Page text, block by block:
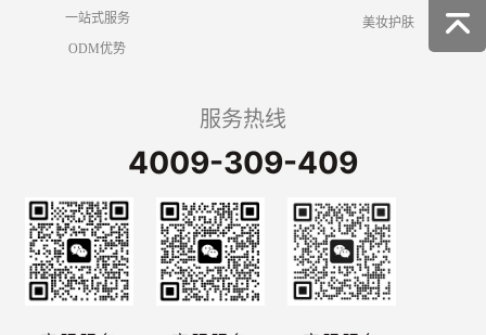
一站式服务
ODM优势
美妆护肤
服务热线
4009-309-409